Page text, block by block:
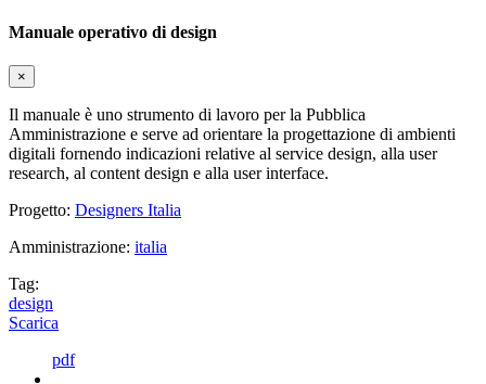
Manuale operativo di design
×
Il manuale è uno strumento di lavoro per la Pubblica
Amministrazione e serve ad orientare la progettazione di ambienti
digitali fornendo indicazioni relative al service design, alla user
research, al content design e alla user interface.
Progetto: Designers Italia
Amministrazione: italia
Tag:
design
Scarica
pdf